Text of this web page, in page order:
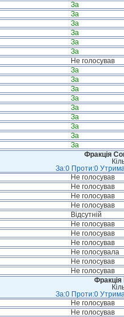
За
За
За
За
За
За
Не голосував
За
За
За
За
За
За
За
За
За
Фракція
За:0 Проти:0
Не голосував
Не голосував
Не голосував
Не голосував
Відсутній
Не голосував
Не голосував
Не голосував
Не голосувала
Не голосував
Не голосував
За:0 Проти:0
Не голосував
Не голосував